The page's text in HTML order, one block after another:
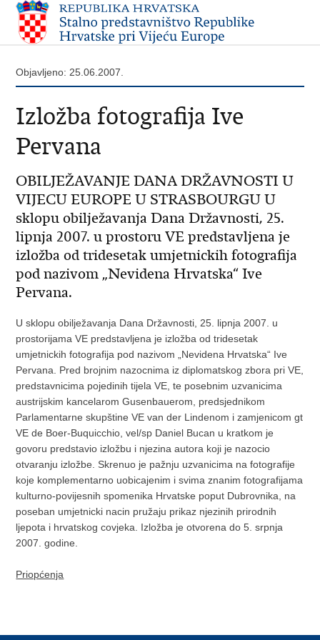
Objavljeno: 25.06.2007.
Izložba fotografija Ive
Pervana
OBILJEŽAVANJE DANA DRŽAVNOSTI U
VIJECU EUROPE U STRASBOURGU U
sklopu obilježavanja Dana Državnosti, 25.
lipnja 2007. u prostoru VE predstavljena je
izložba od tridesetak umjetnickih fotografija
pod nazivom „Nevidena Hrvatska“ Ive
Pervana.
U sklopu obilježavanja Dana Državnosti, 25. lipnja 2007. u
prostorijama VE predstavljena je izložba od tridesetak
umjetnickih fotografija pod nazivom „Nevidena Hrvatska“ Ive
Pervana. Pred brojnim nazocnima iz diplomatskog zbora pri VE,
predstavnicima pojedinih tijela VE, te posebnim uzvanicima
austrijskim kancelarom Gusenbauerom, predsjednikom
Parlamentarne skupštine VE van der Lindenom i zamjenicom gt
VE de Boer-Buquicchio, vel/sp Daniel Bucan u kratkom je
govoru predstavio izložbu i njezina autora koji je nazocio
otvaranju izložbe. Skrenuo je pažnju uzvanicima na fotografije
koje komplementarno uobicajenim i svima znanim fotografijama
kulturno-povijesnih spomenika Hrvatske poput Dubrovnika, na
poseban umjetnicki nacin pružaju prikaz njezinih prirodnih
ljepota i hrvatskog covjeka. Izložba je otvorena do 5. srpnja
2007. godine.
Priopćenja